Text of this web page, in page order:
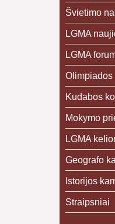
Švietimo
LGMA
LGMA
Olimpiados
Kudabos
Mokymo
LGMA
Geografo
Istorijos
Straipsniai